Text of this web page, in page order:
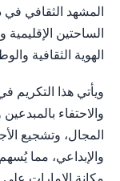
المشهد الثقافي
الساحتين
الهوية الثقافية
ويأتي هذا التكريم
والاحتفاء
المجال، وتشجيع
والإبداعي، مما
مكانة الإمارات على